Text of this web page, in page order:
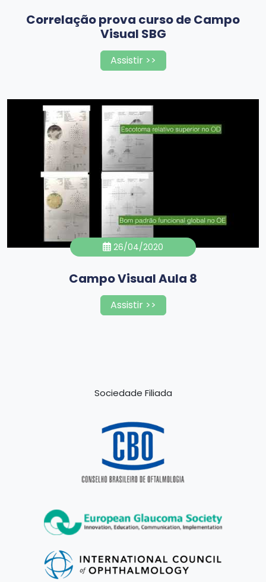
Correlação prova curso de Campo
Visual SBG
Assistir >>
26/04/2020
Campo Visual Aula 8
Assistir >>
Sociedade Filiada